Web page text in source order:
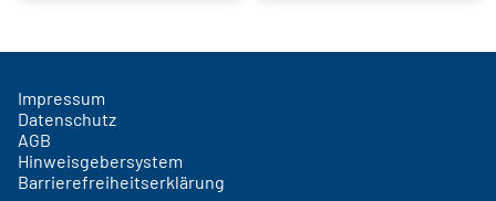
Impressum
Datenschutz
AGB
Hinweisgebersystem
Barrierefreiheitserklärung